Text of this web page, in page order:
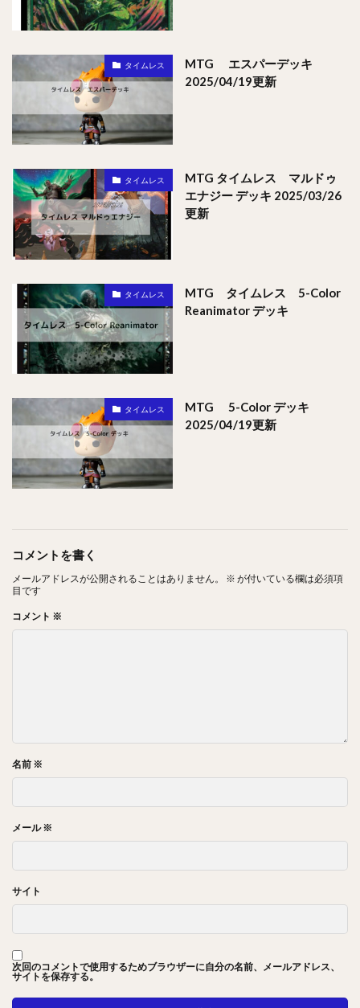
タイムレス
MTG エスパーデッキ
2025/04/19更新
タイムレス
MTG タイムレス マルドゥ
エナジー デッキ 2025/03/26
更新
タイムレス
MTG タイムレス 5-Color
Reanimator デッキ
タイムレス
MTG 5-Color デッキ
2025/04/19更新
コメントを書く
メールアドレスが公開されることはありません。 ※ が付いている欄は必須項
目です
コメント ※
名前 ※
メール※
サイト
次回のコメントで使用するためブラウザーに自分の名前、メールアドレス、
サイトを保存する。